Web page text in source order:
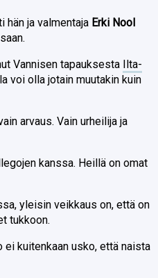
hän ja valmentaja Erki Nool
Vannisen tapauksesta Ilta-
voi olla jotain muutakin kuin
arvaus. Vain urheilija ja
kanssa. Heillä on omat
yleisin veikkaus on, että on
tukkoon.
kuitenkaan usko, että naista